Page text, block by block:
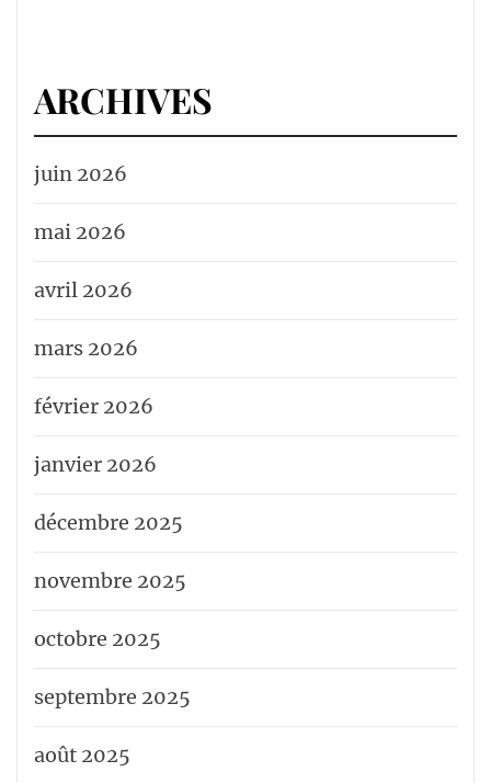
ARCHIVES
juin 2026
mai 2026
avril 2026
mars 2026
février 2026
janvier 2026
décembre 2025
novembre 2025
octobre 2025
septembre 2025
août 2025